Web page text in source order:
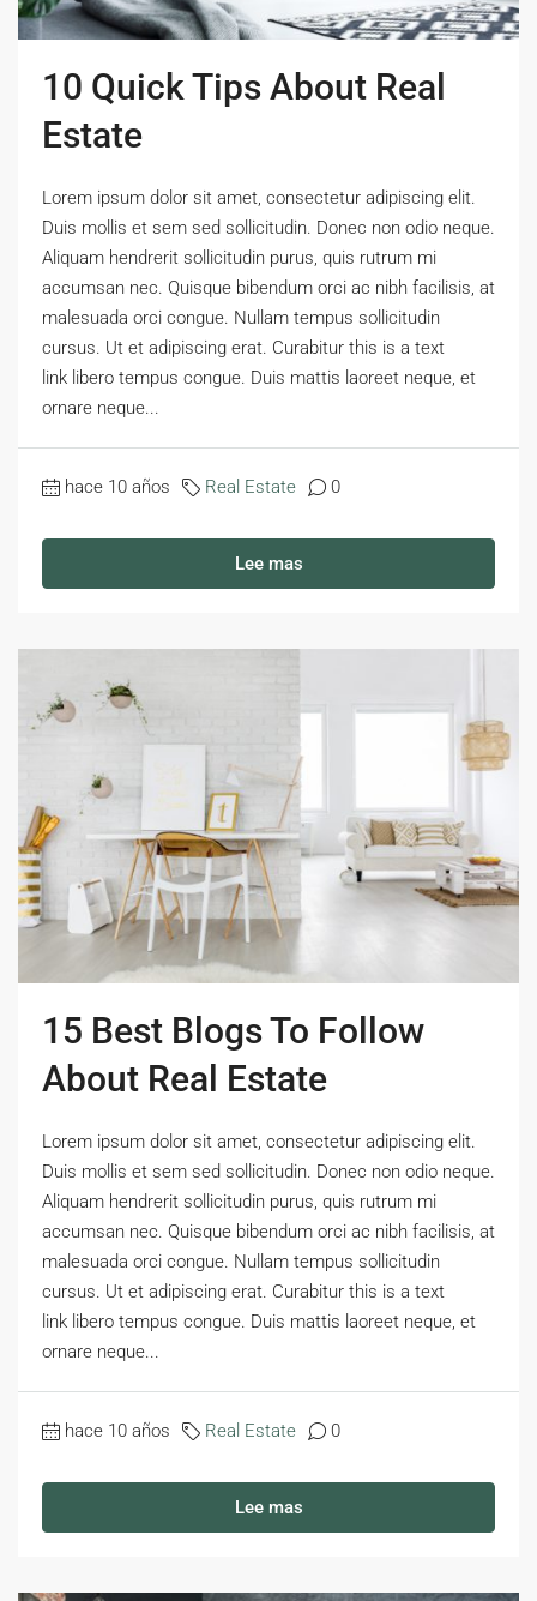
10 Quick Tips About Real
Estate
Lorem ipsum dolor sit amet, consectetur adipiscing elit.
Duis mollis et sem sed sollicitudin. Donec non odio neque.
Aliquam hendrerit sollicitudin purus, quis rutrum mi
accumsan nec. Quisque bibendum orci ac nibh facilisis, at
malesuada orci congue. Nullam tempus sollicitudin
cursus. Ut et adipiscing erat. Curabitur this is a text
link libero tempus congue. Duis mattis laoreet neque, et
ornare neque...
hace 10 años Real Estate 0
Lee mas
15 Best Blogs To Follow
About Real Estate
Lorem ipsum dolor sit amet, consectetur adipiscing elit.
Duis mollis et sem sed sollicitudin. Donec non odio neque.
Aliquam hendrerit sollicitudin purus, quis rutrum mi
accumsan nec. Quisque bibendum orci ac nibh facilisis, at
malesuada orci congue. Nullam tempus sollicitudin
cursus. Ut et adipiscing erat. Curabitur this is a text
link libero tempus congue. Duis mattis laoreet neque, et
ornare neque...
hace 10 años Real Estate 0
Lee mas